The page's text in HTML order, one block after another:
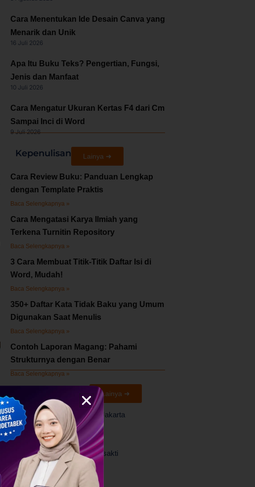
Cara Menentukan Ide Desain Canva yang
Menarik dan Unik
16 Juli 2026
Apa Itu Buku Teks? Pengertian, Fungsi,
Jenis dan Manfaat
10 Juli 2026
Cara Mengatur Ukuran Kertas F4 dari Cm
Sampai Inci di Word
9 Juli 2026
Kepenulisan Lainya ➜
Cara Review Buku: Panduan Lengkap
dengan Template Praktis
Baca Selengkapnya »
Cara Mengatasi Karya Ilmiah yang
Terkena Turnitin Repository
Baca Selengkapnya »
3 Cara Membuat Titik-Titik Daftar Isi di
Word, Mudah!
Baca Selengkapnya »
350+ Daftar Kata Tidak Baku yang Umum
Digunakan Saat Menulis
Baca Selengkapnya »
Contoh Laporan Magang: Pahami
Strukturnya dengan Benar
Baca Selengkapnya »
Lainya ➜
UPN Veteran Jakarta
Universitas Trisakti